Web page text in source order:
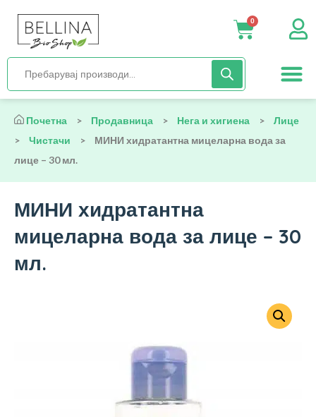
0
Почетна > Продавница > Нега и хигиена >
Лице
>
Чистачи >
МИНИ хидратантна мицеларна вода за
лице – 30 мл.
МИНИ хидратантна
мицеларна вода за лице – 30
мл.